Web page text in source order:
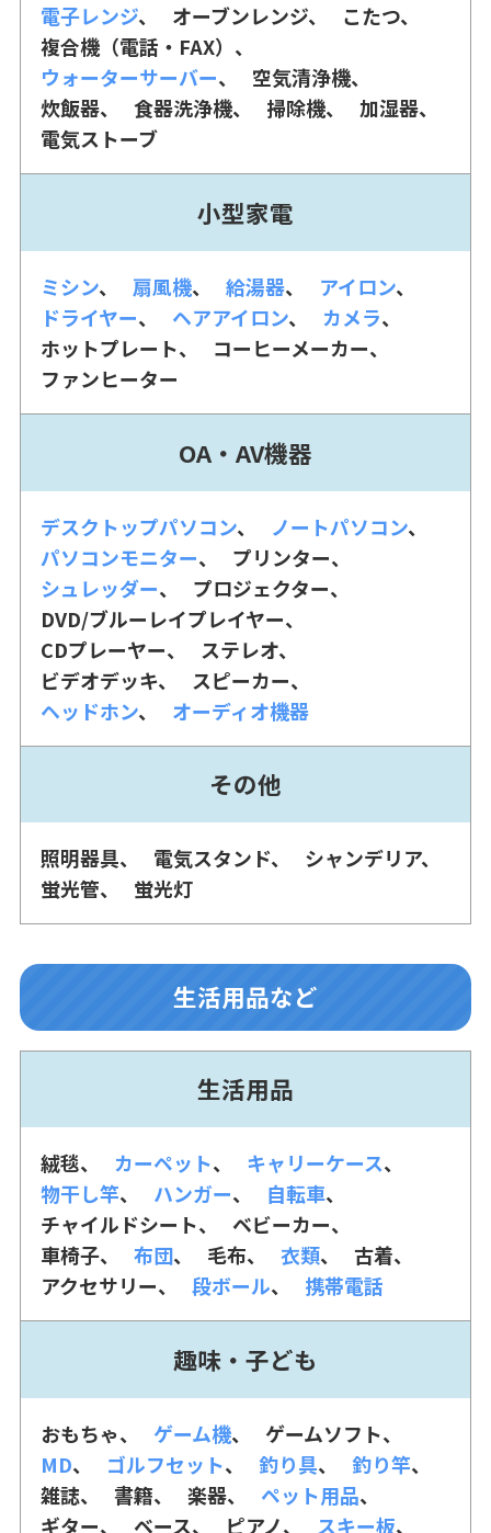
電子レンジ オーブンレンジ
こたつ
複合機（電話・FAX）
ウォーターサーバー
空気清浄機
炊飯器
食器洗浄機 掃除機
加湿器
電気ストーブ
小型家電
ミシン 扇風機 給湯器
アイロン
ドライヤー
ヘアアイロン
カメラ
ホットプレート
コーヒーメーカー
ファンヒーター
OA・AV機器
デスクトップパソコン
ノートパソコン
パソコンモニター
プリンター
シュレッダー
プロジェクター
DVD/ブルーレイプレイヤー
CDプレーヤー
ステレオ
ビデオデッキ
スピーカー
ヘッドホン
オーディオ機器
その他
照明器具 電気スタンド
シャンデリア
蛍光管
蛍光灯
生活用品など
生活用品
絨毯 カーペット
キャリーケース
物干し竿
ハンガー
自転車
チャイルドシート
ベビーカー
車椅子
布団 毛布 衣類
古着
アクセサリー
段ボール 携帯電話
趣味・子ども
おもちゃ ゲーム機
ゲームソフト
MD
ゴルフセット 釣り具
釣り竿
雑誌
書籍 楽器
ペット用品
ギター
ベース ピアノ スキー板